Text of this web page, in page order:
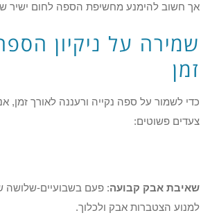
אך חשוב להימנע מחשיפת הספה לחום ישיר
שמירה על ניקיון
זמן
כדי לשמור על ספה נקייה ורעננה לאורך זמן,
צעדים פשוטים:
שאיבת אבק קבועה: פעם בשבועיים-שלושה
למנוע הצטברות אבק ולכלוך.